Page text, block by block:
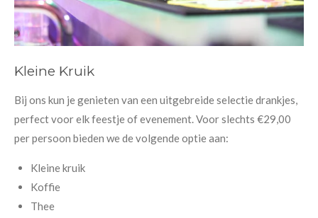
Kleine Kruik
Bij ons kun je genieten van een uitgebreide selectie drankjes,
perfect voor elk feestje of evenement. Voor slechts €29,00
per persoon bieden we de volgende optie aan:
Kleine kruik
Koffie
Thee